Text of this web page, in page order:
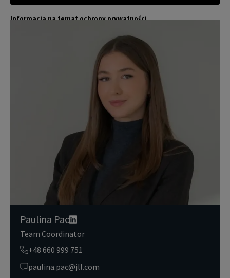
Informacja na temat ochrony prywatności
iązanymi jest wiodącym globalnym dostawcą usług w zakresie zar
ządzania nieruchomościami i inwestycjami. Poważnie traktujemy
obowiązek ochrony przekazywanych nam danych osobowych.
Dane osobowe, które zbieramy od użytkowników, służą do zapew
nienia im dostępu do portalu magazyny.pl, umożliwienia im korzy
stania z portalu, a także, za ich zgodą, do wysyłania im komunika
Dokładamy wszelkich starań, aby dane osobowe były bezpieczne,
zapewniamy odpowiedni poziom ich ochrony i przechowujemy je
tylko przez czas niezbędny do realizacji zapytania z uzasadnionyc
h powodów biznesowych lub prawnych. Następnie usuwamy je w s
posób bezpieczny i pewny. Aby uzyskać więcej informacji na temat
danych osobowych przetwarzanych przez JLL, prosimy zapoznać
zasadami ochrony prywatności.
Paulina Pac
Team Coordinator
+48 660 999 751
paulina.pac@jll.com